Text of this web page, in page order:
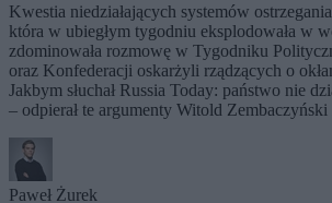
Kwestia niedziałających systemów
która w ubiegłym tygodniu eksplodowała w
zdominowała rozmowę w Tygodniku
oraz Konfederacji oskarżyli rządzących o
Jakbym słuchał Russia Today: państwo nie
– odpierał te argumenty Witold
Paweł Żurek